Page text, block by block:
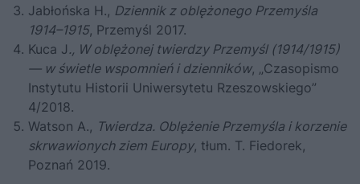
Jabłońska H., Dziennik z oblężonego Przemyśla
1914–1915, Przemyśl 2017.
Kuca J ., W oblężonej twierdzy Przemyśl (1914/1915)
— w świetle wspomnień i dzienników, „Czasopismo
Instytutu Historii Uniwersytetu Rzeszowskiego”
4/2018.
Watson A., Twierdza. Oblężenie Przemyśla i korzenie
skrwawionych ziem Europy, tłum. T. Fiedorek,
Poznań 2019.